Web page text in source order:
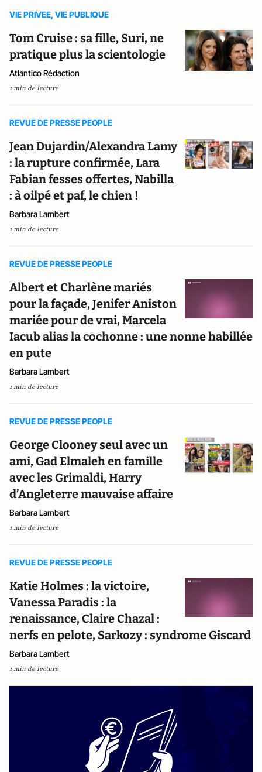
VIE PRIVEE, VIE PUBLIQUE
Tom Cruise : sa fille, Suri, ne
pratique plus la scientologie
Atlantico Rédaction
1 min de lecture
REVUE DE PRESSE PEOPLE
Jean Dujardin/Alexandra Lamy
: la rupture confirmée, Lara
Fabian fesses offertes, Nabilla
: à oilpé et paf, le chien !
Barbara Lambert
1 min de lecture
REVUE DE PRESSE PEOPLE
Albert et Charlène mariés
pour la façade, Jenifer Aniston
mariée pour de vrai, Marcela
Iacub alias la cochonne : une nonne habillée
en pute
Barbara Lambert
1 min de lecture
REVUE DE PRESSE PEOPLE
George Clooney seul avec un
ami, Gad Elmaleh en famille
avec les Grimaldi, Harry
d’Angleterre mauvaise affaire
Barbara Lambert
1 min de lecture
REVUE DE PRESSE PEOPLE
Katie Holmes : la victoire,
Vanessa Paradis : la
renaissance, Claire Chazal :
nerfs en pelote, Sarkozy : syndrome Giscard
Barbara Lambert
1 min de lecture